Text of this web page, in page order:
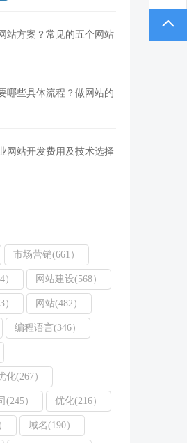
站方案？常见的五个网站
哪些具体流程？做网站的
网站开发费用及技术选择
市场营销(661）
网站建设(568）
网站(482）
编程语言(346）
化(267）
(245） 优化(216）
域名(190）